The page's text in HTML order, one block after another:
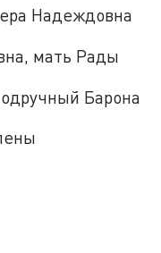
Надеждовна
мать Рады
Барона